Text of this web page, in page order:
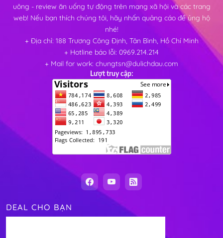
uông - review ăn uống tự động trên mạng xã hội và các trang
web! Nếu bạn thích chúng tôi, hãy nhấn quảng cáo để ủng hộ
nhé!
+ Địa chỉ: 188 Trương Công Định, Tân Bình, Hồ Chí Minh
+ Hotline báo lỗi: 0969.214.214
+ Mail for work: chungtsn@dulichdau.com
Lượt truy cập:
DEAL CHO BẠN